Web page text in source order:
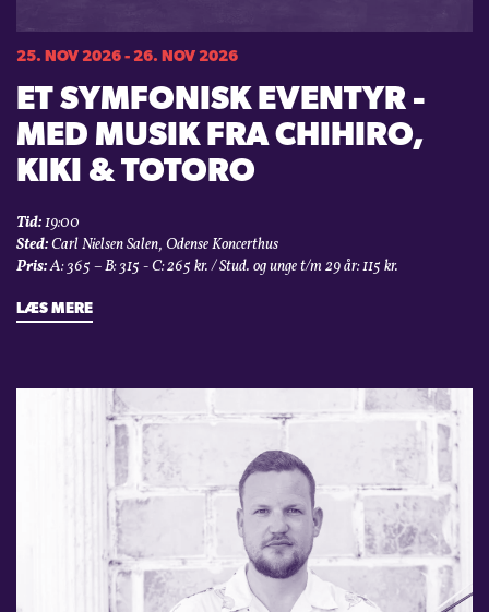
25. NOV 2026 - 26. NOV 2026
ET SYMFONISK EVENTYR -
MED MUSIK FRA CHIHIRO,
KIKI & TOTORO
Tid:19:00
Sted:Carl Nielsen Salen, Odense Koncerthus
Pris:A: 365 – B: 315 - C: 265 kr. / Stud. og unge t/m 29 år: 115 kr.
LÆS MERE